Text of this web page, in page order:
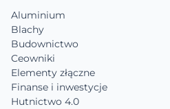
Aluminium
Blachy
Budownictwo
Ceowniki
Elementy złączne
Finanse i inwestycje
Hutnictwo 4.0